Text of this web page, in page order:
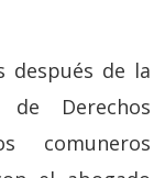
después de la
Derechos
comuneros